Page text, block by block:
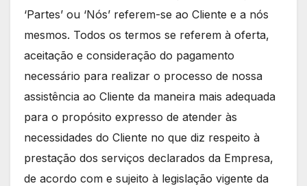
‘Partes’ ou ‘Nós’ referem-se ao Cliente e a nós
mesmos. Todos os termos se referem à oferta,
aceitação e consideração do pagamento
necessário para realizar o processo de nossa
assistência ao Cliente da maneira mais adequada
para o propósito expresso de atender às
necessidades do Cliente no que diz respeito à
prestação dos serviços declarados da Empresa,
de acordo com e sujeito à legislação vigente da